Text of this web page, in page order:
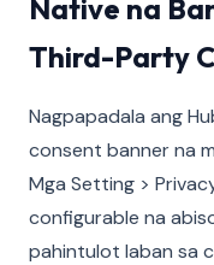
Native na
Third-Party
Nagpapadala ang
consent banner na
Mga Setting >
configurable na
pahintulot laban sa